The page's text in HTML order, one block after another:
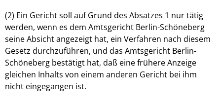
(2) Ein Gericht soll auf Grund des Absatzes 1 nur tätig
werden, wenn es dem Amtsgericht Berlin-Schöneberg
seine Absicht angezeigt hat, ein Verfahren nach diesem
Gesetz durchzuführen, und das Amtsgericht Berlin-
Schöneberg bestätigt hat, daß eine frühere Anzeige
gleichen Inhalts von einem anderen Gericht bei ihm
nicht eingegangen ist.